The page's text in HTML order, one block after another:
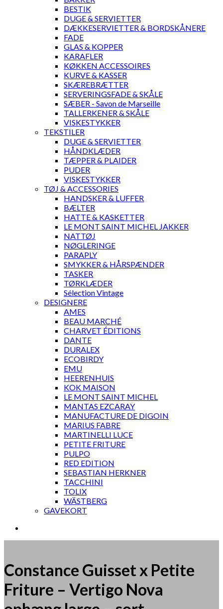
BESTIK
DUGE & SERVIETTER
DÆKKESERVIETTER & BORDSKÅNERE
FADE
GLAS & KOPPER
KARAFLER
KØKKEN ACCESSOIRES
KURVE & KASSER
SKÆREBRÆTTER
SERVERINGSFADE & SKÅLE
SÆBER - Savon de Marseille
TALLERKENER & SKÅLE
VISKESTYKKER
TEKSTILER
DUGE & SERVIETTER
HÅNDKLÆDER
TÆPPER & PLAIDER
PUDER
VISKESTYKKER
TØJ & ACCESSORIES
HANDSKER & LUFFER
BÆLTER
HATTE & KASKETTER
LE MONT SAINT MICHEL JAKKER
NATTØJ
NØGLERINGE
PARAPLY
SMYKKER & HÅRSPÆNDER
TASKER
TØRKLÆDER
Sélection Vintage
DESIGNERE
AMES
BEAU MARCHÉ
CHARVET ÉDITIONS
DANTE
DURALEX
ECOBIRDY
EMU
HEERENHUIS
KOK MAISON
LE MONT SAINT MICHEL
MANTAS EZCARAY
MANUFACTURE DE DIGOIN
MARIUS FABRE
MARTINELLI LUCE
PETITE FRITURE
PULPO
RED EDITION
SEBASTIAN HERKNER
TACCHINI
TOLIX
WÄSTBERG
GAVEKORT
Constance Guisset x Petite
Friture – Vertigo Nova